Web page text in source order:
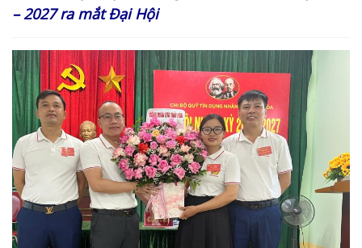
– 2027 ra mắt Đại Hội